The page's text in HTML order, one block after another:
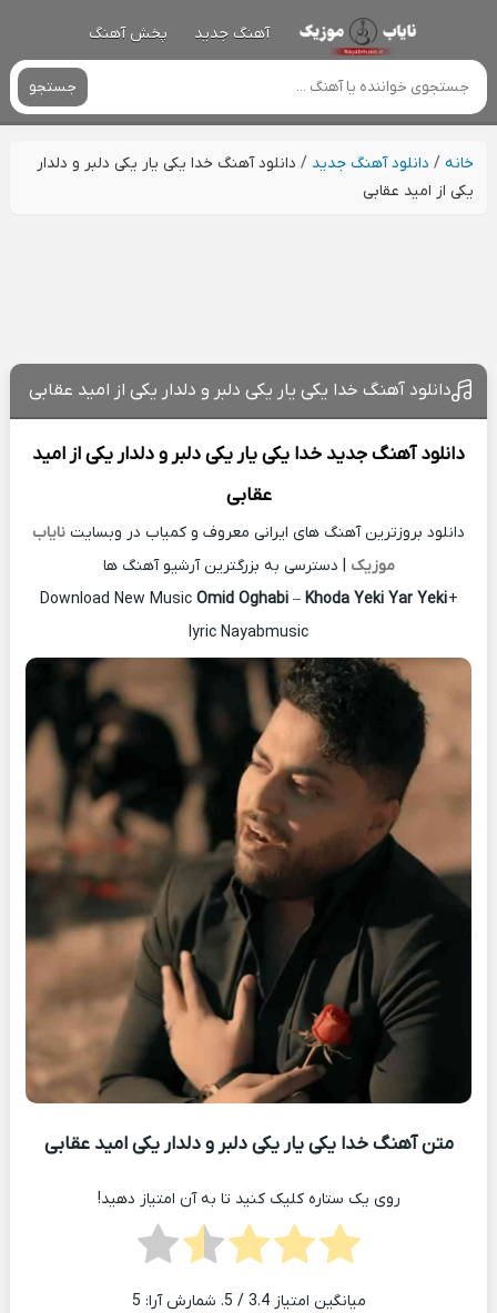
آهنگ جدید پخش آهنگ
جستجو
خانه/ دانلود آهنگ جدید / دانلود آهنگ خدا یکی یار یکی دلبر و دلدار
یکی از امید عقابی
دانلود آهنگ خدا یکی یار یکی دلبر و دلدار یکی از امید عقابی
دانلود آهنگ جدید خدا یکی یار یکی دلبر و دلدار یکی ازامید
عقابی
دانلود بروزترین آهنگ های ایرانی معروف و کمیاب در وبسایت نایاب
موزیک | دسترسی به بزرگترین آرشیو آهنگ ها
Download New Music Omid Oghabi– Khoda Yeki Yar Yeki+
lyric Nayabmusic
متن آهنگ خدا یکی یار یکی دلبر و دلدار یکی امید عقابی
روی یک ستاره کلیک کنید تا به آن امتیاز دهید!
میانگین امتیاز3.4 / 5. شمارش آرا: 5